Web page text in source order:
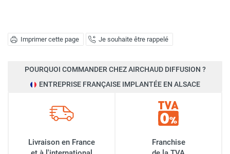
Imprimer cette page Je souhaite être rappelé
POURQUOI COMMANDER CHEZ AIRCHAUD DIFFUSION ?
ENTREPRISE FRANÇAISE IMPLANTÉE EN ALSACE
Livraison en France
Franchise